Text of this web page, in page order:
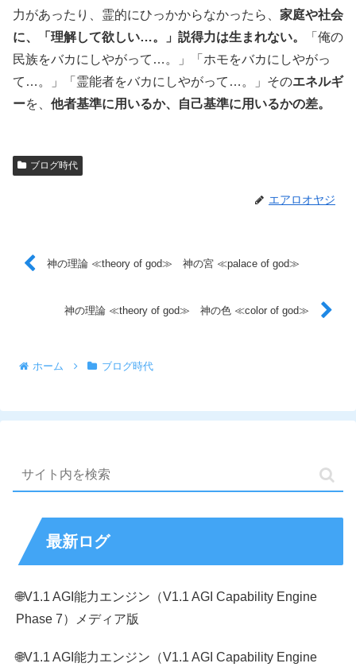
力があったり、霊的にひっかからなかったら、 家庭や社会
に、「理解して欲しい…。」説得力は生まれない。
「俺の
民族をバカにしやがって…。」「ホモをバカにしやがっ
て…。」「霊能者をバカにしやがって…。」そのエネルギ
ーを、 他者基準に用いるか、自己基準に用いるかの差。
ブログ時代
エアロオヤジ
神の理論 ≪theory of god≫ 神の宮 ≪palace of god≫
神の理論 ≪theory of god≫ 神の色 ≪color of god≫
ホーム ブログ時代
最新ログ
🌐V1.1 AGI能力エンジン（V1.1 AGI Capability Engine
Phase 7）メディア版
🌐V1.1 AGI能力エンジン（V1.1 AGI Capability Engine